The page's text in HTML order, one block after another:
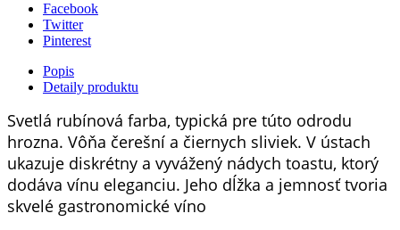
Facebook
Twitter
Pinterest
Popis
Detaily produktu
Svetlá rubínová farba, typická pre túto odrodu
hrozna. Vôňa čerešní a čiernych sliviek. V ústach
ukazuje diskrétny a vyvážený nádych toastu, ktorý
dodáva vínu eleganciu. Jeho dĺžka a jemnosť tvoria
skvelé gastronomické víno